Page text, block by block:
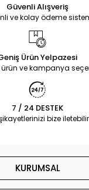
Güvenli Alışveriş
ve kolay ödeme
Ürün Yelpazesi
ürün ve kampanya
7 / 24 DESTEK
bize
KURUMSAL